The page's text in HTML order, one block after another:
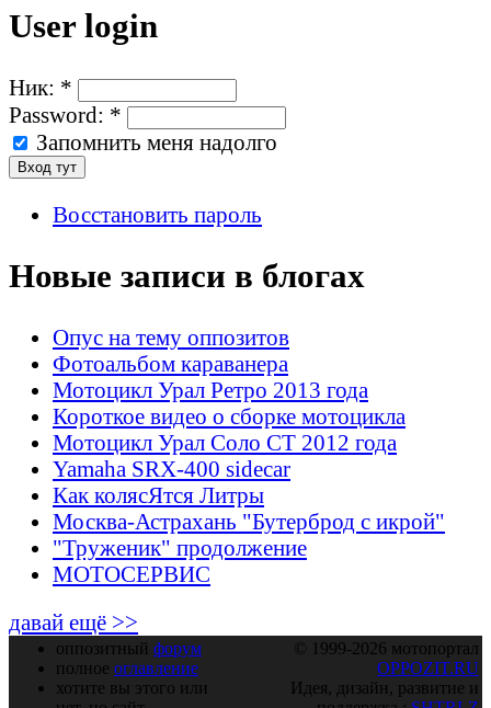
User login
Ник: *
Password: *
Запомнить меня надолго
Восстановить пароль
Новые записи в блогах
Опус на тему оппозитов
Фотоальбом караванера
Мотоцикл Урал Ретро 2013 года
Короткое видео о сборке мотоцикла
Мотоцикл Урал Соло СТ 2012 года
Yamaha SRX-400 sidecar
Как колясЯтся Литры
Москва-Астрахань "Бутерброд с икрой"
"Труженик" продолжение
МОТОСЕРВИС
давай ещё >>
оппозитный форум
полное оглавление
хотите вы этого или
© 1999-2026 мотопортал
OPPOZIT.RU
Идея, дизайн, развитие и